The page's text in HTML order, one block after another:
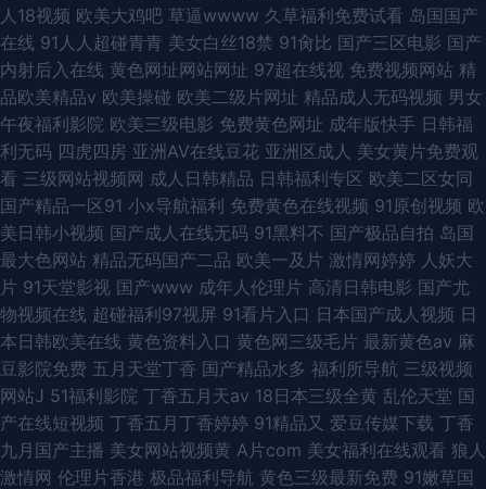
人18视频 欧美大鸡吧 草逼wwww 久草福利免费试看 岛国国产
在线 91人人超碰青青 美女白丝18禁 91肏比 国产三区电影 国产
内射后入在线 黄色网址网站网址 97超在线视 免费视频网站 精
品欧美精品v 欧美操碰 欧美二级片网址 精品成人无码视频 男女
午夜福利影院 欧美三级电影 免费黄色网址 成年版快手 日韩福
利无码 四虎四房 亚洲AV在线豆花 亚洲区成人 美女黄片免费观
看 三级网站视频网 成人日韩精品 日韩福利专区 欧美二区女同
国产精品一区91 小x导航福利 免费黄色在线视频 91原创视频 欧
美日韩小视频 国产成人在线无码 91黑料不 国产极品自拍 岛国
最大色网站 精品无码国产二品 欧美一及片 激情网婷婷 人妖大
片 91天堂影视 国产www 成年人伦理片 高清日韩电影 国产尤
物视频在线 超碰福利97视屏 91看片入口 日本国产成人视频 日
本日韩欧美在线 黄色资料入口 黄色网三级毛片 最新黄色av 麻
豆影院免费 五月天堂丁香 国产精品水多 福利所导航 三级视频
网站J 51福利影院 丁香五月天av 18日本三级全黄 乱伦天堂 国
产在线短视频 丁香五月丁香婷婷 91精品又 爱豆传媒下载 丁香
九月国产主播 美女网站视频黄 A片com 美女福利在线观看 狼人
激情网 伦理片香港 极品福利导航 黄色三级最新免费 91嫩草国